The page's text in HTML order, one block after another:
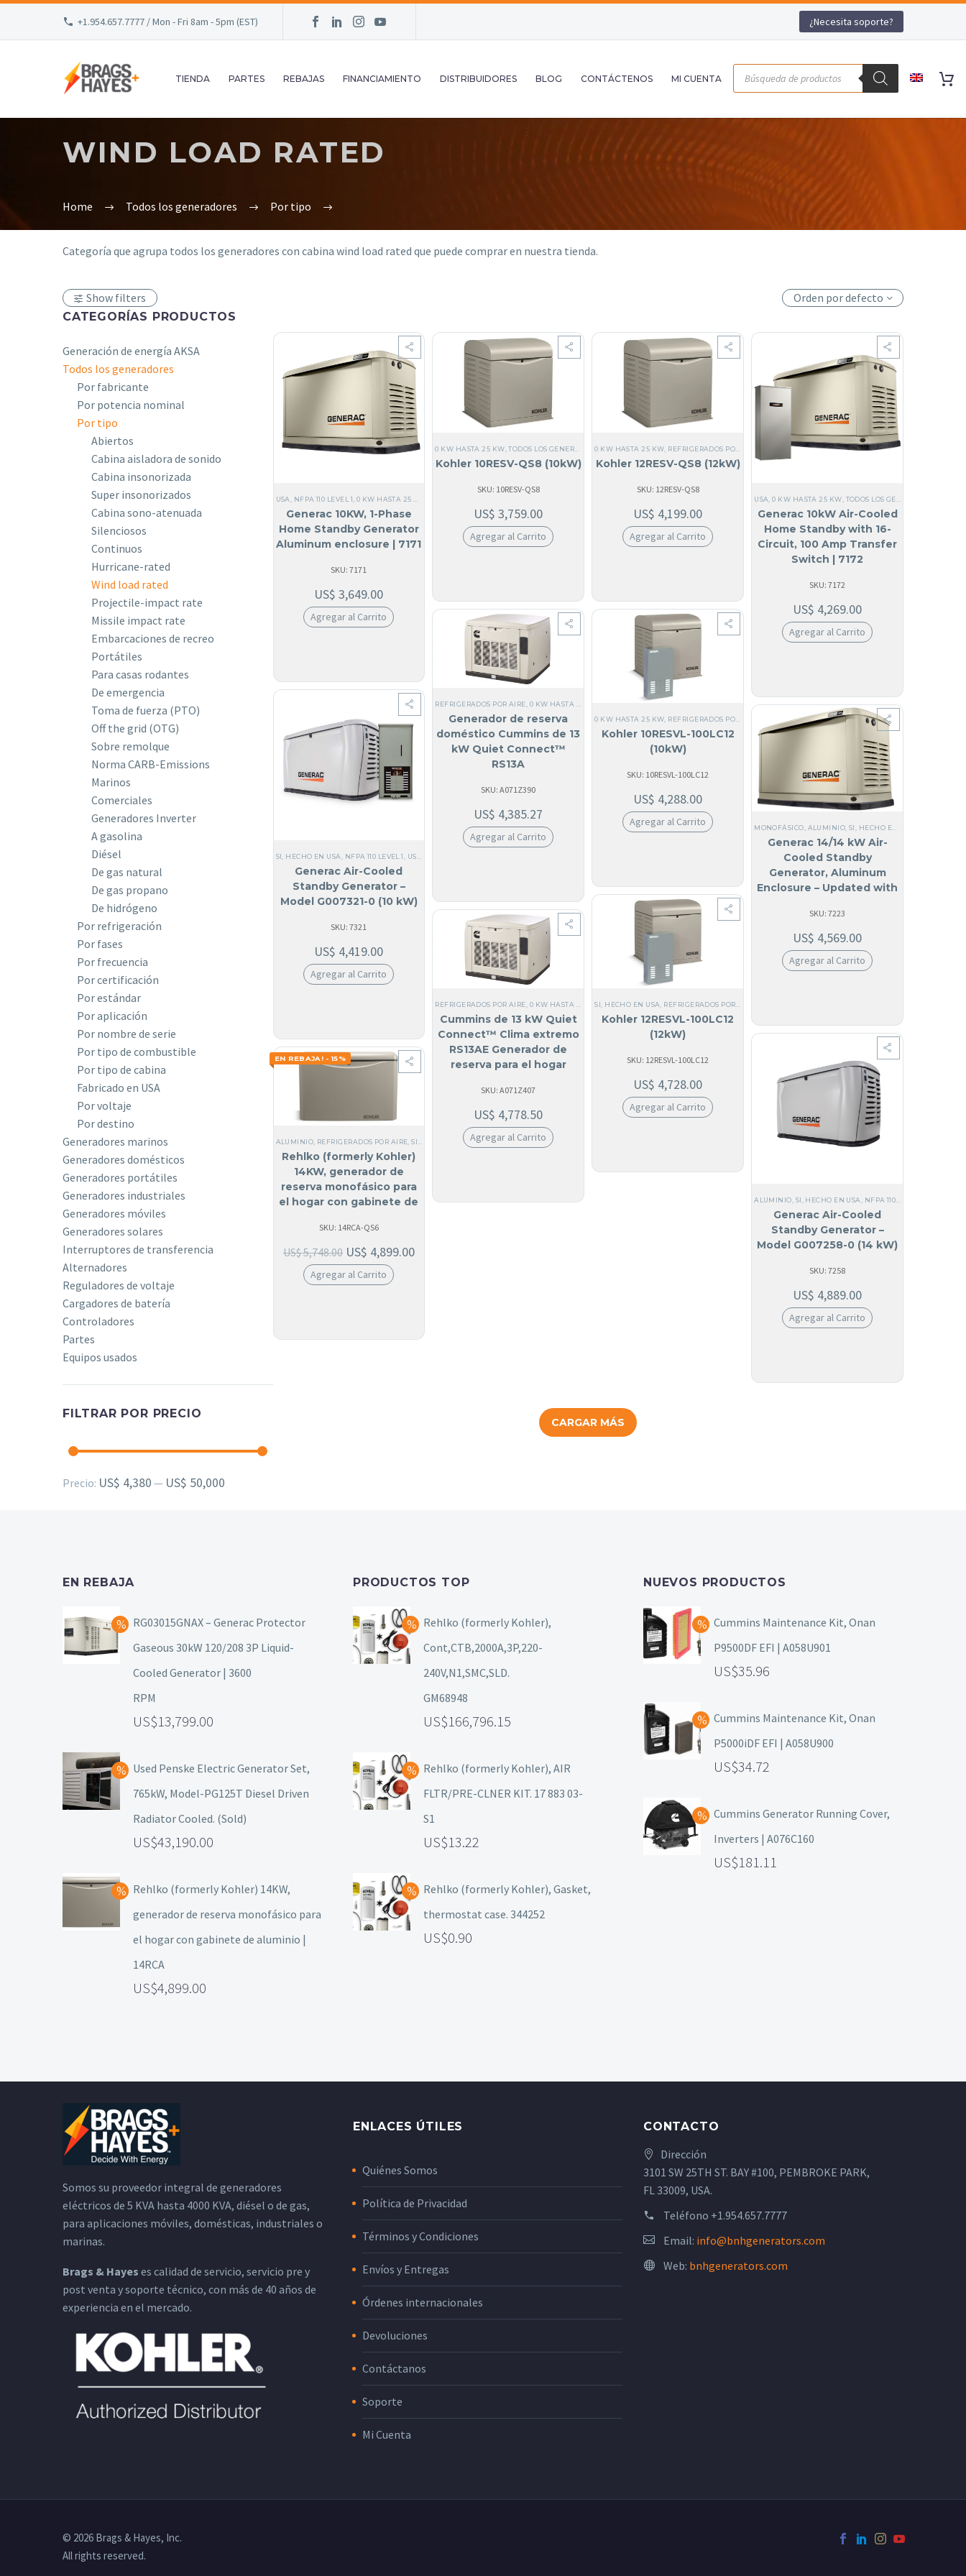
+1.954.657.7777 / Mon - Fri 8am - 5pm (EST) ¿Necesita soporte?
TIENDA PARTES REBAJAS FINANCIAMIENTO DISTRIBUIDORES BLOG CONTÁCTENOS MI CUENTA
WIND LOAD RATED
Home Todos los generadores Por tipo
Categoría que agrupa todos los generadores con cabina wind load rated que puede comprar en nuestra tienda.
Show filters
CATEGORÍAS PRODUCTOS
Generación de energía AKSA
Todos los generadores
Por fabricante
Por potencia nominal
Por tipo
Abiertos
Cabina aisladora de sonido
Cabina insonorizada
Super insonorizados
Cabina sono-atenuada
Silenciosos
Continuos
Hurricane-rated
Wind load rated
Projectile-impact rate
Missile impact rate
Embarcaciones de recreo
Portátiles
Para casas rodantes
De emergencia
Toma de fuerza (PTO)
Off the grid (OTG)
Sobre remolque
Norma CARB-Emissions
Marinos
Comerciales
Generadores Inverter
A gasolina
Diésel
De gas natural
De gas propano
De hidrógeno
Por refrigeración
Por fases
Por frecuencia
Por certificación
Por estándar
Por aplicación
Por nombre de serie
Por tipo de combustible
Por tipo de cabina
Fabricado en USA
Por voltaje
Por destino
Generadores marinos
Generadores domésticos
Generadores portátiles
Generadores industriales
Generadores móviles
Generadores solares
Interruptores de transferencia
Alternadores
Reguladores de voltaje
Cargadores de batería
Controladores
Partes
Equipos usados
FILTRAR POR PRECIO
Precio
Precio
Precio: US$ 4,380 — US$ 50,000
Orden por defecto
USA NFPA 110 LEVEL 1 0 KW HASTA 25 KW MONOFÁSICO,ALUMINIO,SI, HECHO EN USA , RESIDENCIALES
Generac 10KW, 1-Phase
Home Standby Generator
Aluminum enclosure | 7171
SKU: 7171
US$3,649.00
Agregar al Carrito
0 KW HASTA 25 KW,TODOS LOS GENERADORES ,MONOFÁSICO,USA,SI, HECHO EN USA RESIDENCIALES,ACERO,GAS NATURAL
Kohler 10RESV-QS8 (10kW)
SKU: 10RESV-QS8
US$3,759.00
Agregar al Carrito
0 KW HASTA 25 KW REFRIGERADOS POR AIRE TODOS LOS GENERADORES,MONOFÁSICO
Kohler 12RESV-QS8 (12kW)
SKU: 12RESV-QS8
US$ 4,199.00
Agregar al Carrito
USA ,0 KW HASTA 25 KW TODOS LOS GENERADORES
Generac 10kW Air-Cooled
Home Standby with 16-
Circuit, 100 Amp Transfer
Switch | 7172
SKU: 7172
US$ 4,269.00
Agregar al Carrito
0 KW HASTA 25 KW REFRIGERADOS POR AIRE TODOS LOS GENERADORES MONOFÁSICO
Kohler 10RESVL-100LC12
(10kW)
SKU: 10RESVL-100LC12
US$ 4,288.00
Agregar al Carrito
REFRIGERADOS POR AIRE, 0 KW HASTA 25 KW TODOS LOS GENERADORES,ALUMINIO,SI, HECHO EN USA
Generador de reserva
doméstico Cummins de 13
kW Quiet Connect™
RS13A
SKU: A071Z390
US$ 4,385.27
Agregar al Carrito
SI, HECHO EN USA NFPA 110 LEVEL 1 USA ,RESIDENCIALES,10 KW HASTA 40 KW
Generac Air-Cooled
Standby Generator –
Model G007321-0 (10 kW)
SKU: 7321
US$ 4,419.00
Agregar al Carrito
MONOFÁSICO, ALUMINIO,SI, HECHO EN USA
Generac 14/14 kW Air-
Cooled Standby
Generator, Aluminum
Enclosure – Updated with
7223
SKU: 7223
US$ 4,569.00
Agregar al Carrito
SI, HECHO EN USA, REFRIGERADOS POR AIRE
Kohler 12RESVL-100LC12
(12kW)
SKU: 12RESVL-100LC12
US$ 4,728.00
Agregar al Carrito
REFRIGERADOS POR AIRE 0 KW HASTA 25 KW , MONOFÁSICO,MONOFÁSICOS DE 120V
Cummins de 13 kW Quiet
Connect™ Clima extremo
RS13AE Generador de
reserva para el hogar
SKU: A071Z407
US$ 4,778.50
Agregar al Carrito
ALUMINIO, SI, HECHO EN USA, NFPA 110 LEVEL 1
Generac Air-Cooled
Standby Generator –
Model G007258-0 (14 kW)
SKU: 7258
US$ 4,889.00
Agregar al Carrito
EN REBAJA! - 15%
ALUMINIO REFRIGERADOS POR AIRE ,SI, HECHO EN USA ,MONOFÁSICO , USA ,0 KW HASTA 25 KW 10 KW HASTA 40 KW,60 HZ,RESIDENCIALES
Rehlko (formerly Kohler)
14KW, generador de
reserva monofásico para
el hogar con gabinete de
SKU: 14RCA-QS6
US$5,748.00 US$ 4,899.00
Agregar al Carrito
CARGAR MÁS
EN REBAJA
RG03015GNAX – Generac Protector
Gaseous 30kW 120/208 3P Liquid-
Cooled Generator | 3600
RPM
13,799.00
Used Penske Electric Generator Set,
765kW, Model-PG125T Diesel Driven
Radiator Cooled. (Sold)
43,190.00
Rehlko (formerly Kohler) 14KW,
generador de reserva monofásico para
el hogar con gabinete de aluminio |
14RCA
4,899.00
PRODUCTOS TOP
Rehlko (formerly Kohler),
Cont,CTB,2000A,3P,220-
240V,N1,SMC,SLD.
GM68948
166,796.15
Rehlko (formerly Kohler), AIR
FLTR/PRE-CLNER KIT. 17 883 03-
S1
13.22
Rehlko (formerly Kohler), Gasket,
thermostat case. 344252
0.90
NUEVOS PRODUCTOS
Cummins Maintenance Kit, Onan
P9500DF EFI | A058U901
35.96
Cummins Maintenance Kit, Onan
P5000iDF EFI | A058U900
34.72
Cummins Generator Running Cover,
Inverters | A076C160
181.11
Somos su proveedor integral de generadores
eléctricos de 5 KVA hasta 4000 KVA, diésel o de gas,
para aplicaciones móviles, domésticas, industriales o
marinas.
Brags & Hayes es calidad de servicio, servicio pre y
post venta y soporte técnico, con más de 40 años de
experiencia en el mercado.
ENLACES ÚTILES
Quiénes Somos
Política de Privacidad
Términos y Condiciones
Envíos y Entregas
Órdenes internacionales
Devoluciones
Contáctanos
Soporte
Mi Cuenta
CONTACTO
Dirección
3101 SW 25TH ST. BAY #100, PEMBROKE PARK,
FL 33009, USA.
Teléfono +1.954.657.7777
Email: info@bnhgenerators.com
Web: bnhgenerators.com
© 2026 Brags & Hayes, Inc.
All rights reserved.